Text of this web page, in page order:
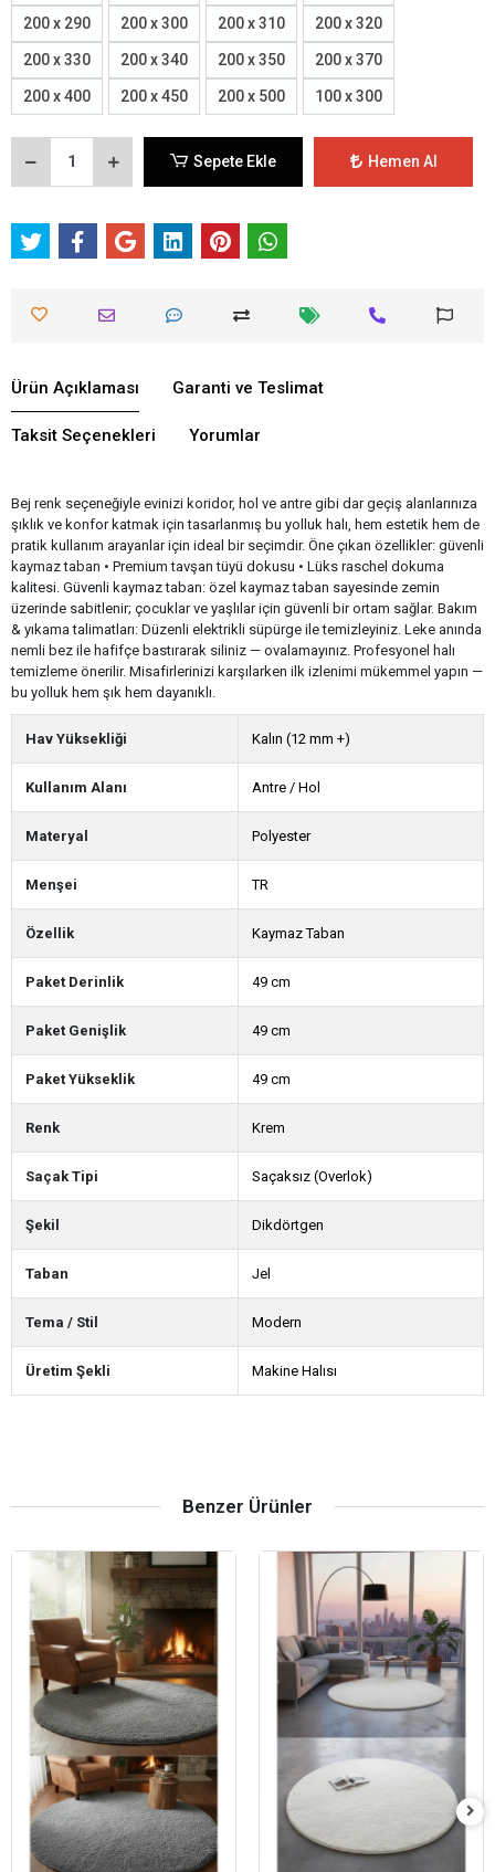
200 x 290 200 x 300 200 x 310 200 x 320
200 x 330 200 x 340 200 x 350 200 x 370
200 x 400 200 x 450 200 x 500 100 x 300
Sepete Ekle Hemen Al
Ürün Açıklaması Garanti ve Teslimat
Taksit Seçenekleri Yorumlar
Bej renk seçeneğiyle evinizi koridor, hol ve antre gibi dar geçiş alanlarınıza
şıklık ve konfor katmak için tasarlanmış bu yolluk halı, hem estetik hem de
pratik kullanım arayanlar için ideal bir seçimdir. Öne çıkan özellikler: güvenli
kaymaz taban • Premium tavşan tüyü dokusu • Lüks raschel dokuma
kalitesi. Güvenli kaymaz taban: özel kaymaz taban sayesinde zemin
üzerinde sabitlenir; çocuklar ve yaşlılar için güvenli bir ortam sağlar. Bakım
& yıkama talimatları: Düzenli elektrikli süpürge ile temizleyiniz. Leke anında
nemli bez ile hafifçe bastırarak siliniz — ovalamayınız. Profesyonel halı
temizleme önerilir. Misafirlerinizi karşılarken ilk izlenimi mükemmel yapın —
bu yolluk hem şık hem dayanıklı.
Hav Yüksekliği Kalın (12 mm +)
Kullanım Alanı Antre / Hol
Materyal Polyester
Menşei TR
Özellik Kaymaz Taban
Paket Derinlik 49 cm
Paket Genişlik 49 cm
Paket Yükseklik 49 cm
Renk Krem
Saçak Tipi Saçaksız (Overlok)
Şekil Dikdörtgen
Taban Jel
Tema / Stil Modern
Üretim Şekli Makine Halısı
Benzer Ürünler